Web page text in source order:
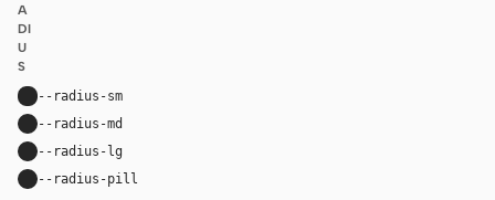
A
DI
U
S
--radius-sm
--radius-md
--radius-lg
--radius-pill